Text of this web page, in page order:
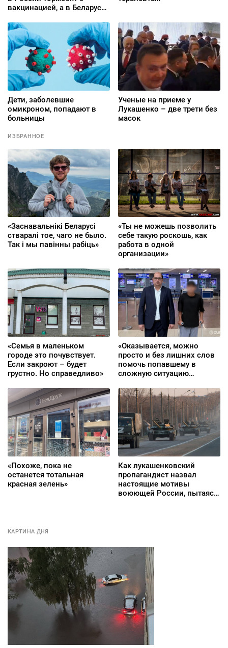
вакцинацией, а в Беларуси
статистику
Дети, заболевшие
омикроном, попадают в
больницы
Ученые на приеме у
Лукашенко – две трети без
масок
ИЗБРАННОЕ
«Заснавальнікі Беларусі
стваралі тое, чаго не было.
Так і мы павінны рабіць»
«Ты не можешь позволить
себе такую роскошь, как
работа в одной
организации»
«Семья в маленьком
городе это почувствует.
Если закроют – будет
грустно. Но справедливо»
«Оказывается, можно
просто и без лишних слов
помочь попавшему в
сложную ситуацию
«Похоже, пока не
останется тотальная
красная зелень»
Как лукашенковский
пропагандист назвал
настоящие мотивы
воюющей России, пытаясь
КАРТИНА ДНЯ